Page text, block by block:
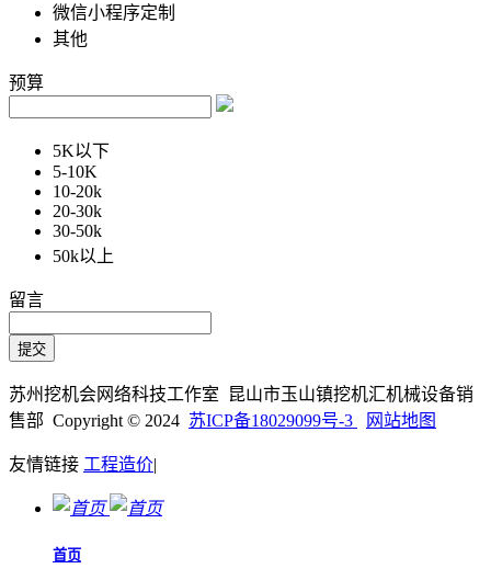
微信小程序定制
其他
预算
5K以下
5-10K
10-20k
20-30k
30-50k
50k以上
留言
苏州挖机会网络科技工作室 昆山市玉山镇挖机汇机械设备销
售部 Copyright © 2024 苏ICP备18029099号-3 网站地图
友情链接 工程造价|
首页